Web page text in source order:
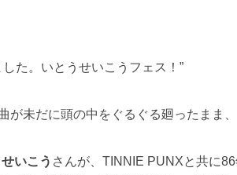
た。いとうせいこうフェス！”
が未だに頭の中をぐるぐる廻ったまま
いこう さんが、TINNIE PUNXと共に